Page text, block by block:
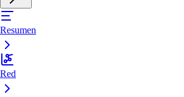
Resumen
Red